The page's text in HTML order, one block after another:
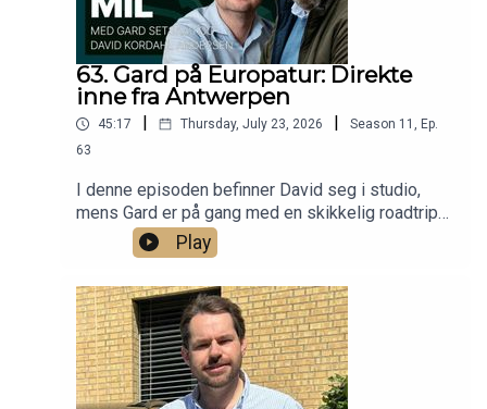
63. Gard på Europatur: Direkte
inne fra Antwerpen
45:17 | Thursday, July 23, 2026 | Season 11 , Ep.
63
I denne episoden befinner David seg i studio,
mens Gard er på gang med en skikkelig roadtrip
gjennom Europa og blir med på tråden fra Belgia.
Det snakkes gammel Alfa Romeo på tur,
Autobahn-kjøring, mat, vriene hotellparkeringer og
det hele. Liker du biltur, kan du ikke gå glipp av
dette! Til slutt sneies det innom en Ferrari V12
med manuell som ikke er manuell.
Play